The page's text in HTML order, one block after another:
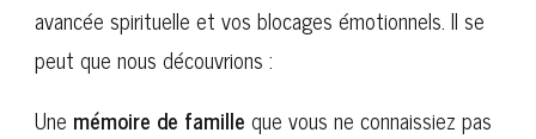
avancée spirituelle et vos blocages émotionnels. Il se
peut que nous découvrions :
Une mémoire de famille que vous ne connaissiez pas